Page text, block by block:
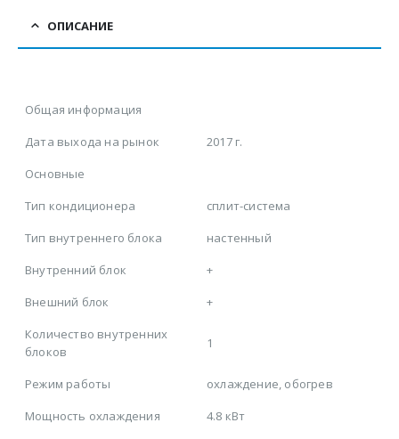
ОПИСАНИЕ
Общая информация
Дата выхода на рынок
2017 г.
Основные
Тип кондиционера
сплит-система
Тип внутреннего блока
настенный
Внутренний блок
+
Внешний блок
+
Количество внутренних
блоков
1
Режим работы
охлаждение, обогрев
Мощность охлаждения
4.8 кВт